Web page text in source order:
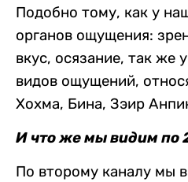
Подобно тому, как у
органов ощущения:
вкус, осязание, так же
видов ощущений,
Хохма, Бина, Зэир
И что же мы видим по
По второму каналу мы